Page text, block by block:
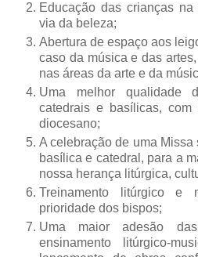
Educação das crianças
via da beleza;
Abertura de espaço aos
caso da música e das
nas áreas da arte e da
Uma melhor qualidade
catedrais e basílicas,
diocesano;
A celebração de uma
basílica e catedral, para a
nossa herança litúrgica,
Treinamento litúrgico e
prioridade dos bispos;
Uma maior adesão
ensinamento litúrgico-